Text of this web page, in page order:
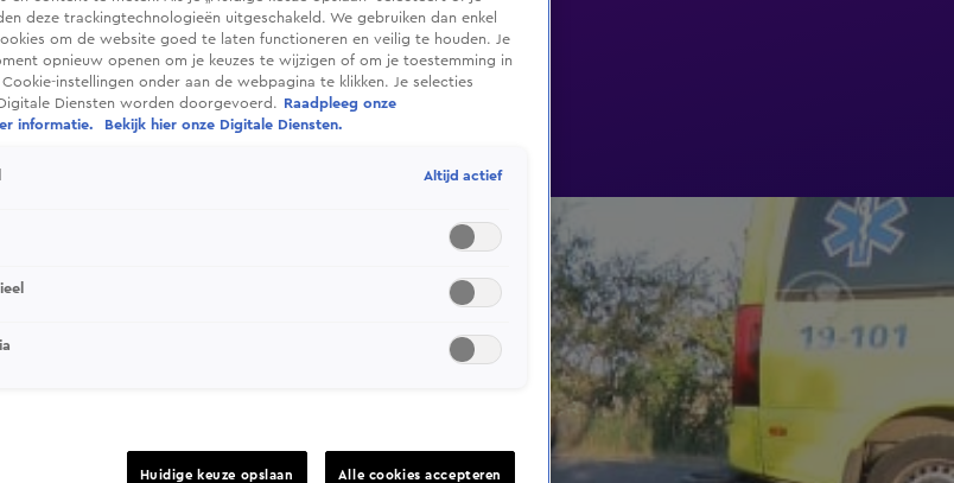
deze trackingtechnologieën uitgeschakeld. We gebruiken dan enkel
om de website goed te laten functioneren en veilig te houden. Je
opnieuw openen om je keuzes te wijzigen of om je toestemming in
instellingen onder aan de webpagina te klikken. Je selecties
Diensten worden doorgevoerd.
Raadpleeg onze
informatie.
Bekijk hier onze Digitale Diensten.
Altijd actief
Huidige keuze opslaan Alle cookies accepteren